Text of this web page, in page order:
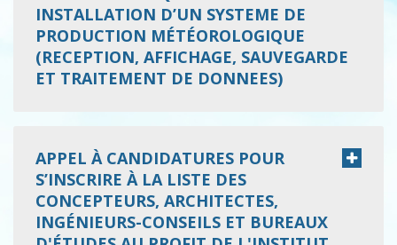
INSTALLATION D’UN SYSTEME DE
PRODUCTION MÉTÉOROLOGIQUE
(RECEPTION, AFFICHAGE, SAUVEGARDE
ET TRAITEMENT DE DONNEES)
APPEL À CANDIDATURES POUR
S’INSCRIRE À LA LISTE DES
CONCEPTEURS, ARCHITECTES,
INGÉNIEURS-CONSEILS ET BUREAUX